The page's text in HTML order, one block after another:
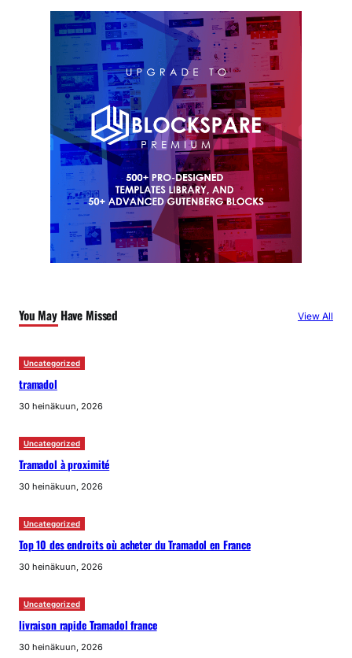
You May Have Missed View All
Uncategorized
tramadol
30 heinäkuun, 2026
Uncategorized
Tramadol à proximité
30 heinäkuun, 2026
Uncategorized
Top 10 des endroits où acheter du Tramadol en France
30 heinäkuun, 2026
Uncategorized
livraison rapide Tramadol france
30 heinäkuun, 2026